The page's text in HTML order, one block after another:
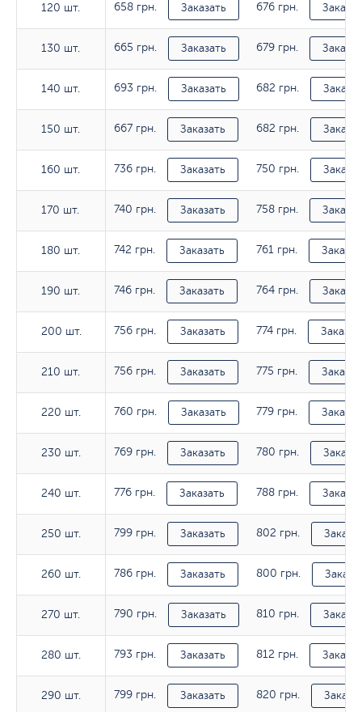
120 шт.
130 шт.
140 шт.
150 шт.
160 шт.
170 шт.
180 шт.
190 шт.
200 шт.
210 шт.
220 шт.
230 шт.
240 шт.
250 шт.
260 шт.
270 шт.
280 шт.
290 шт.
120 шт. 658 грн. Заказать 676 грн.
130 шт. 665 грн. Заказать 679 грн.
140 шт. 693 грн. Заказать 682 грн.
150 шт. 667 грн. Заказать 682 грн.
160 шт. 736 грн. Заказать 750 грн.
170 шт. 740 грн. Заказать 758 грн.
180 шт. 742 грн. Заказать 761 грн.
190 шт. 746 грн. Заказать 764 грн.
200 шт. 756 грн. Заказать 774 грн.
210 шт. 756 грн. Заказать 775 грн.
220 шт. 760 грн. Заказать 779 грн.
230 шт. 769 грн. Заказать 780 грн.
240 шт. 776 грн. Заказать 788 грн.
250 шт. 799 грн. Заказать 802 грн.
260 шт. 786 грн. Заказать 800 грн.
270 шт. 790 грн. Заказать 810 грн.
280 шт. 793 грн. Заказать 812 грн.
290 шт. 799 грн. Заказать 820 грн.